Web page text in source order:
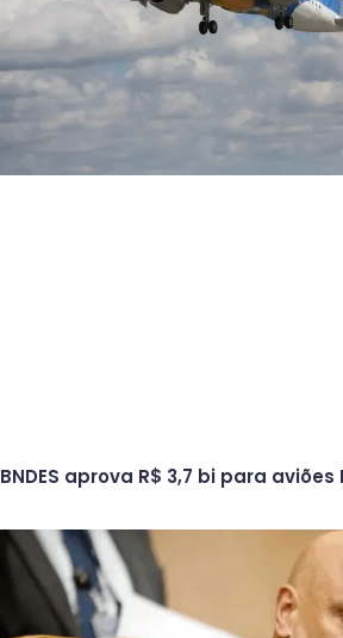
BNDES aprova R$ 3,7 bi para